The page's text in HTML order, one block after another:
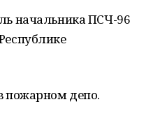
начальника ПСЧ-96
пожарном депо.